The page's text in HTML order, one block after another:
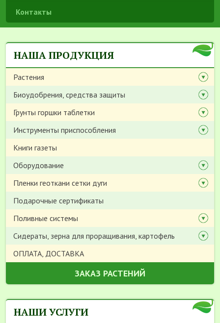
Контакты
НАША ПРОДУКЦИЯ
Растения
Биоудобрения, средства защиты
Грунты горшки таблетки
Инструменты приспособления
Книги газеты
Оборудование
Пленки геоткани сетки дуги
Подарочные сертификаты
Поливные системы
Сидераты, зерна для проращивания, картофель
ОПЛАТА, ДОСТАВКА
ЗАКАЗ РАСТЕНИЙ
НАШИ УСЛУГИ